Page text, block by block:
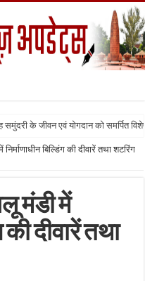
समुंदरी के जीवन एवं योगदान को समर्पित
बिल्डिंग की दीवारें तथा शटरिंग
मंडी में
की दीवारें तथा